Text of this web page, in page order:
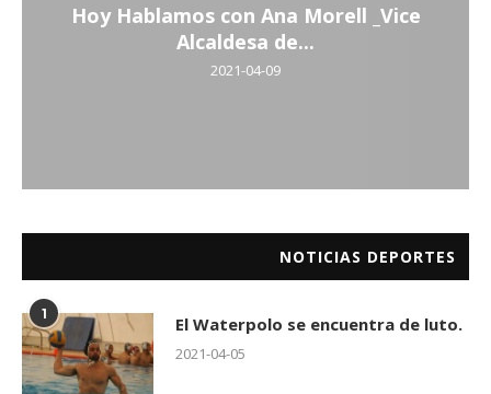
Hoy Hablamos con Ana Morell _Vice
Alcaldesa de...
2021-04-09
NOTICIAS DEPORTES
1 El Waterpolo se encuentra de luto.
2021-04-05